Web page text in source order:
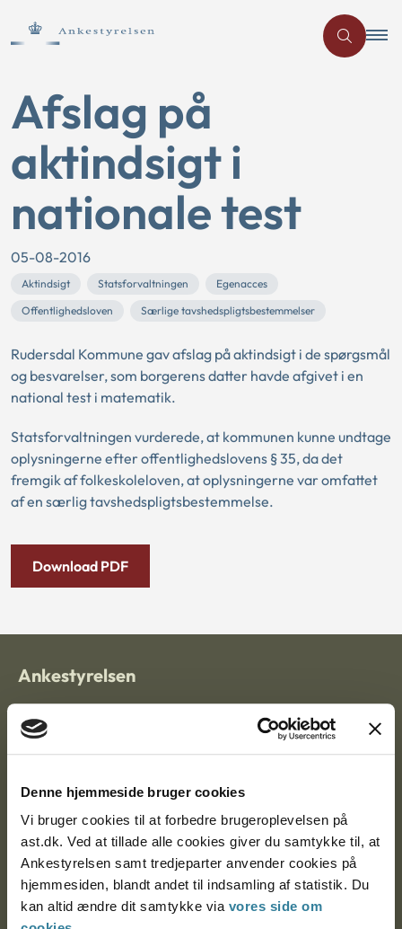
Denne hjemmeside bruger cookies
Vi bruger cookies til at forbedre brugeroplevelsen på
ast.dk. Ved at tillade alle cookies giver du samtykke til, at
Ankestyrelsen samt tredjeparter anvender cookies på
hjemmesiden, blandt andet til indsamling af statistik. Du
kan altid ændre dit samtykke via vores side om
Afslag på
aktindsigt i
nationale test
05-08-2016
Aktindsigt Statsforvaltningen
Egenacces
Offentlighedsloven
Særlige tavshedspligtsbestemmelser
Rudersdal Kommune gav afslag på aktindsigt i de spørgsmål
og besvarelser, som borgerens datter havde afgivet i en
national test i matematik.
Statsforvaltningen vurderede, at kommunen kunne undtage
oplysningerne efter offentlighedslovens § 35, da det
fremgik af folkeskoleloven, at oplysningerne var omfattet
af en særlig tavshedspligtsbestemmelse.
Download PDF
Ankestyrelsen
Nytorv 7, 2. sal
Ankestyrelsen Aalborg
Ankestyrelsen København